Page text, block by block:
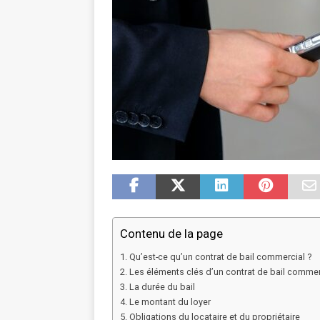
Contenu de la page
Qu’est-ce qu’un contrat de bail commercial ?
Les éléments clés d’un contrat de bail
La durée du bail
Le montant du loyer
Obligations du locataire et du propriétaire